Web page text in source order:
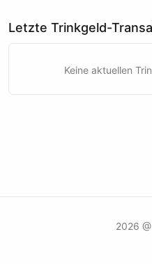
Letzte Trinkgeld-
Keine aktuellen
2026